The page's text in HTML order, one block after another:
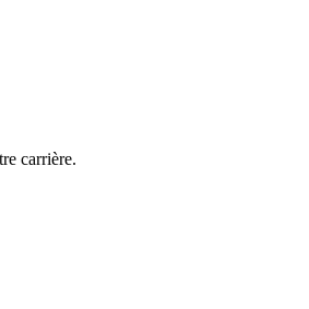
carrière.